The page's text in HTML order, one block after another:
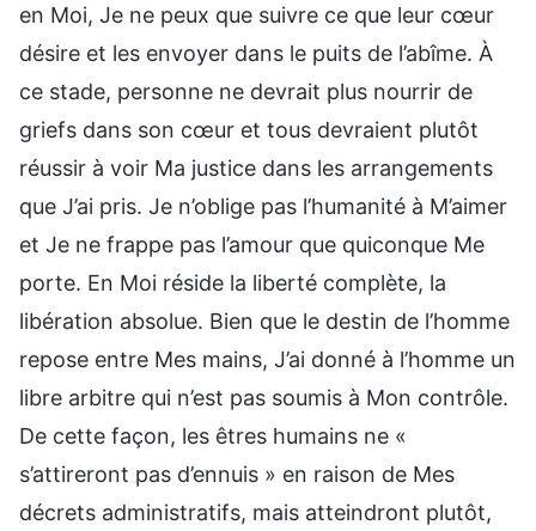
en Moi, Je ne peux que suivre ce que leur cœur
désire et les envoyer dans le puits de l’abîme. À
ce stade, personne ne devrait plus nourrir de
griefs dans son cœur et tous devraient plutôt
réussir à voir Ma justice dans les arrangements
que J’ai pris. Je n’oblige pas l’humanité à M’aimer
et Je ne frappe pas l’amour que quiconque Me
porte. En Moi réside la liberté complète, la
libération absolue. Bien que le destin de l’homme
repose entre Mes mains, J’ai donné à l’homme un
libre arbitre qui n’est pas soumis à Mon contrôle.
De cette façon, les êtres humains ne «
s’attireront pas d’ennuis » en raison de Mes
décrets administratifs, mais atteindront plutôt,